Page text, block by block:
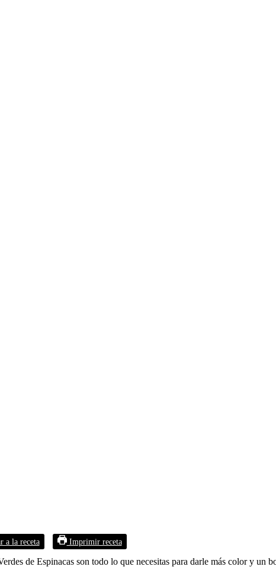
a la receta Imprimir receta
de Espinacas son todo lo que necesitas para darle más color y un